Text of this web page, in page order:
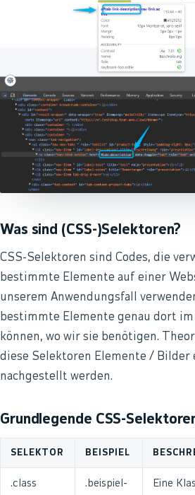
Was sind (CSS-)Selektoren?
CSS-Selektoren sind Codes, die
bestimmte Elemente auf einer
unserem Anwendungsfall
bestimmte Elemente genau dort
können, wo wir sie benötigen.
diese Selektoren Elemente / Bilder
nachgestellt werden.
Grundlegende CSS-
SELEKTOR BEISPIEL
.class
.beispiel-
Eine